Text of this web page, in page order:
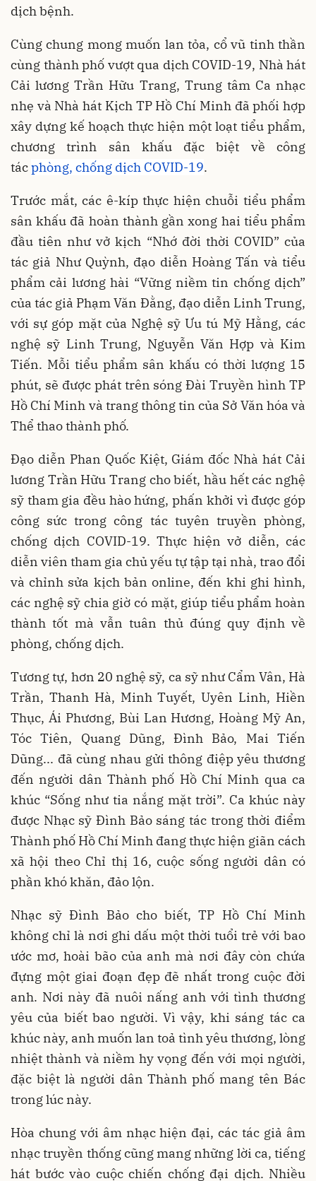
dịch bệnh.
Cùng chung mong muốn lan tỏa, cổ vũ tinh thần
cùng thành phố vượt qua dịch COVID-19, Nhà hát
Cải lương Trần Hữu Trang, Trung tâm Ca nhạc
nhẹ và Nhà hát Kịch TP Hồ Chí Minh đã phối hợp
xây dựng kế hoạch thực hiện một loạt tiểu phẩm,
chương trình sân khấu đặc biệt về công
tácphòng, chống dịch COVID-19.
Trước mắt, các ê-kíp thực hiện chuỗi tiểu phẩm
sân khấu đã hoàn thành gần xong hai tiểu phẩm
đầu tiên như vở kịch “Nhớ đời thời COVID” của
tác giả Như Quỳnh, đạo diễn Hoàng Tấn và tiểu
phẩm cải lương hài “Vững niềm tin chống dịch”
của tác giả Phạm Văn Đằng, đạo diễn Linh Trung,
với sự góp mặt của Nghệ sỹ Ưu tú Mỹ Hằng, các
nghệ sỹ Linh Trung, Nguyễn Văn Hợp và Kim
Tiến. Mỗi tiểu phẩm sân khấu có thời lượng 15
phút, sẽ được phát trên sóng Đài Truyền hình TP
Hồ Chí Minh và trang thông tin của Sở Văn hóa và
Thể thao thành phố.
Đạo diễn Phan Quốc Kiệt, Giám đốc Nhà hát Cải
lương Trần Hữu Trang cho biết, hầu hết các nghệ
sỹ tham gia đều hào hứng, phấn khởi vì được góp
công sức trong công tác tuyên truyền phòng,
chống dịch COVID-19. Thực hiện vở diễn, các
diễn viên tham gia chủ yếu tự tập tại nhà, trao đổi
và chỉnh sửa kịch bản online, đến khi ghi hình,
các nghệ sỹ chia giờ có mặt, giúp tiểu phẩm hoàn
thành tốt mà vẫn tuân thủ đúng quy định về
phòng, chống dịch.
Tương tự, hơn 20 nghệ sỹ, ca sỹ như Cẩm Vân, Hà
Trần, Thanh Hà, Minh Tuyết, Uyên Linh, Hiền
Thục, Ái Phương, Bùi Lan Hương, Hoàng Mỹ An,
Tóc Tiên, Quang Dũng, Đình Bảo, Mai Tiến
Dũng... đã cùng nhau gửi thông điệp yêu thương
đến người dân Thành phố Hồ Chí Minh qua ca
khúc “Sống như tia nắng mặt trời”. Ca khúc này
được Nhạc sỹ Đình Bảo sáng tác trong thời điểm
Thành phố Hồ Chí Minh đang thực hiện giãn cách
xã hội theo Chỉ thị 16, cuộc sống người dân có
phần khó khăn, đảo lộn.
Nhạc sỹ Đình Bảo cho biết, TP Hồ Chí Minh
không chỉ là nơi ghi dấu một thời tuổi trẻ với bao
ước mơ, hoài bão của anh mà nơi đây còn chứa
đựng một giai đoạn đẹp đẽ nhất trong cuộc đời
anh. Nơi này đã nuôi nấng anh với tình thương
yêu của biết bao người. Vì vậy, khi sáng tác ca
khúc này, anh muốn lan toả tình yêu thương, lòng
nhiệt thành và niềm hy vọng đến với mọi người,
đặc biệt là người dân Thành phố mang tên Bác
trong lúc này.
Hòa chung với âm nhạc hiện đại, các tác giả âm
nhạc truyền thống cũng mang những lời ca, tiếng
hát bước vào cuộc chiến chống đại dịch. Nhiều